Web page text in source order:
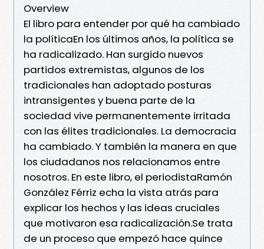
Overview
El libro para entender por qué ha cambiado
la políticaEn los últimos años, la política se
ha radicalizado. Han surgido nuevos
partidos extremistas, algunos de los
tradicionales han adoptado posturas
intransigentes y buena parte de la
sociedad vive permanentemente irritada
con las élites tradicionales. La democracia
ha cambiado. Y también la manera en que
los ciudadanos nos relacionamos entre
nosotros. En este libro, el periodistaRamón
González Férriz echa la vista atrás para
explicar los hechos y las ideas cruciales
que motivaron esa radicalización.Se trata
de un proceso que empezó hace quince